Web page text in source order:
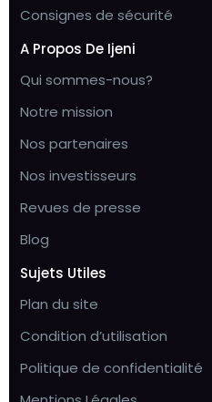
Consignes de sécurité
A Propos De Ijeni
Qui sommes-nous?
Notre mission
Nos partenaires
Nos investisseurs
Revues de presse
Blog
Sujets Utiles
Plan du site
Condition d’utilisation
Politique de confidentialité